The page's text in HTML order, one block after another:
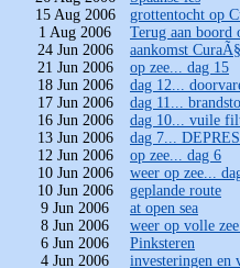
15 Aug 2006
grottentocht op
1 Aug 2006
Terug aan boord
24 Jun 2006
aankomst
21 Jun 2006
op zee... dag 15
18 Jun 2006
dag 12...
17 Jun 2006
dag 11...
16 Jun 2006
dag 10... vuile
13 Jun 2006
dag 7...
12 Jun 2006
op zee... dag 6
10 Jun 2006
weer op zee...
10 Jun 2006
geplande route
9 Jun 2006
at open sea
8 Jun 2006
weer op volle
6 Jun 2006
Pinksteren
4 Jun 2006
investeringen en